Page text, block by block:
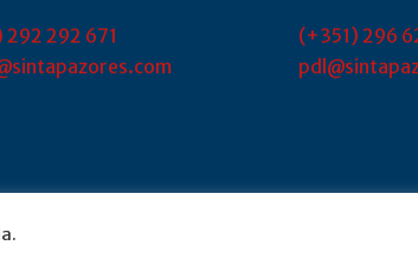
292 292 671
(+351) 296